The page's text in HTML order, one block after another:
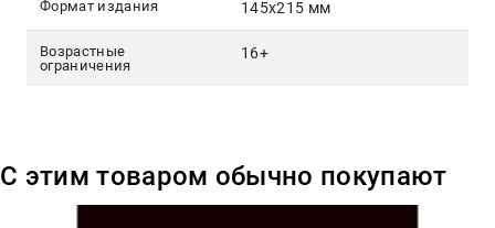
Формат издания 145х215 мм
Возрастные
ограничения
16+
С этим товаром обычно покупают